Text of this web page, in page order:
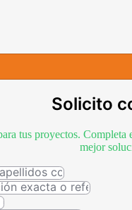
Solicito
tus proyectos.
mejor